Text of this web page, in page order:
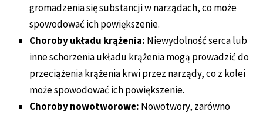
gromadzenia się substancji w narządach, co może
spowodować ich powiększenie.
Choroby układu krążenia: Niewydolność serca lub
inne schorzenia układu krążenia mogą prowadzić do
przeciążenia krążenia krwi przez narządy, co z kolei
może spowodować ich powiększenie.
Choroby nowotworowe: Nowotwory, zarówno